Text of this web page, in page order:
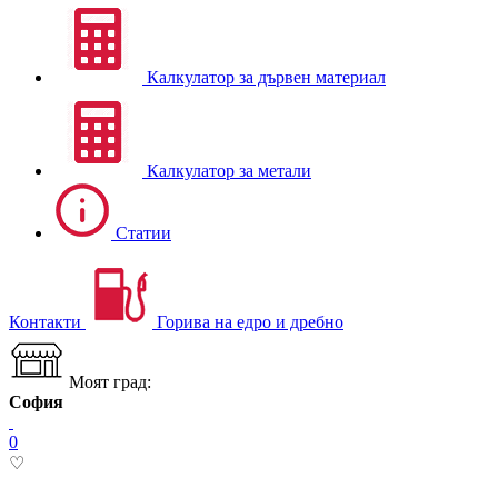
Калкулатор за дървен материал
Калкулатор за метали
Статии
Контакти Горива на едро и дребно
Моят град:
София
0
♡